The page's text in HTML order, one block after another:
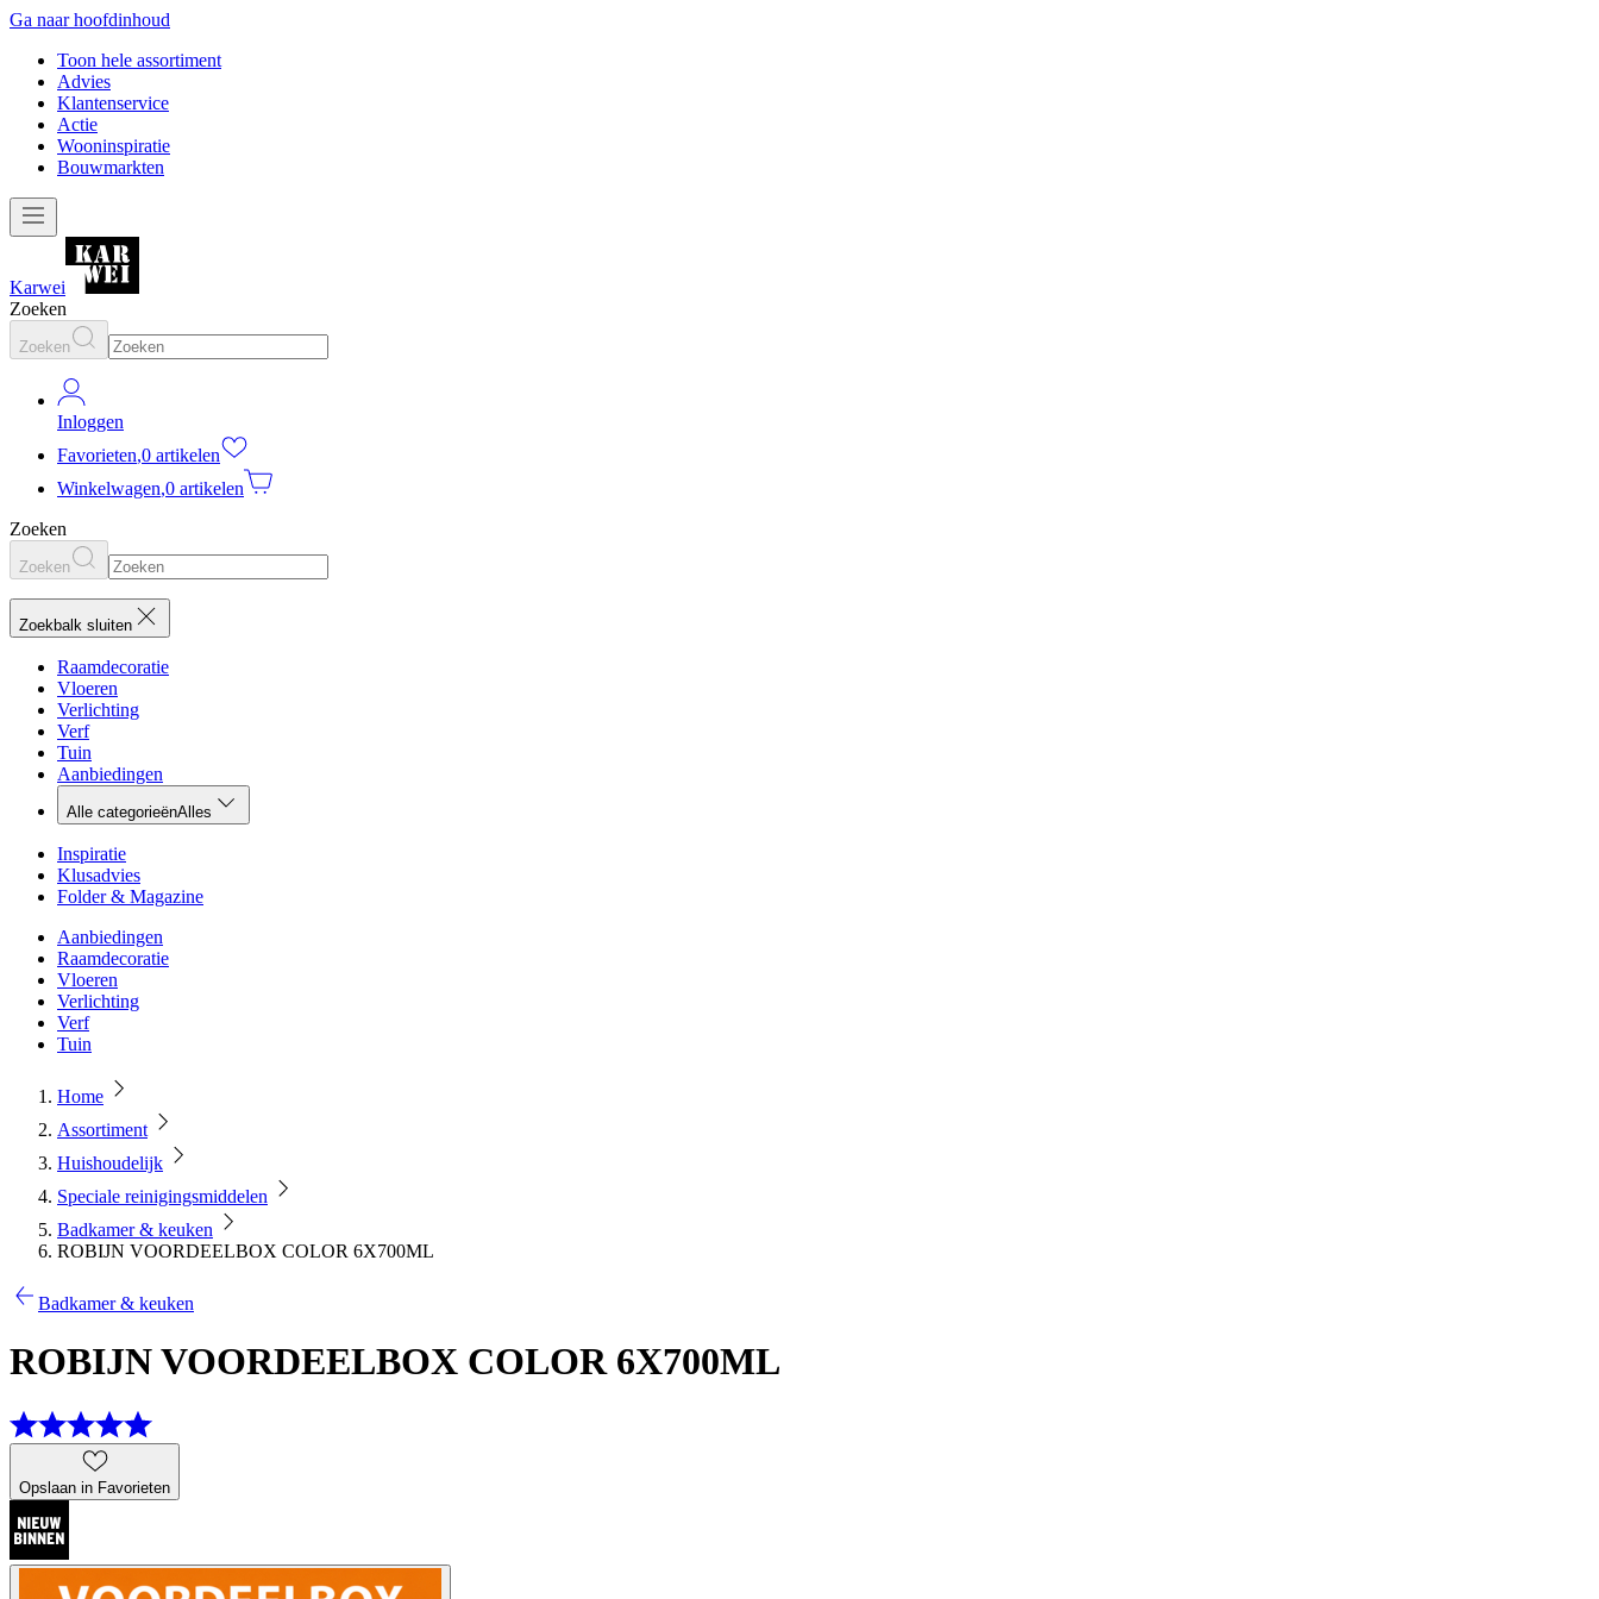
Ga naar hoofdinhoud
Toon hele assortiment
Advies
Klantenservice
Actie
Wooninspiratie
Bouwmarkten
Karwei
Zoeken
Zoeken
Inloggen
Favorieten,0 artikelen
Winkelwagen,0 artikelen
Zoeken
Zoeken
Zoekbalk sluiten
Raamdecoratie
Vloeren
Verlichting
Verf
Tuin
Aanbiedingen
Alle categorieënAlles
Inspiratie
Klusadvies
Folder & Magazine
Aanbiedingen
Raamdecoratie
Vloeren
Verlichting
Verf
Tuin
Home
Assortiment
Huishoudelijk
Speciale reinigingsmiddelen
Badkamer & keuken
ROBIJN VOORDEELBOX COLOR 6X700ML
Badkamer & keuken
ROBIJN VOORDEELBOX COLOR 6X700ML
Opslaan in Favorieten